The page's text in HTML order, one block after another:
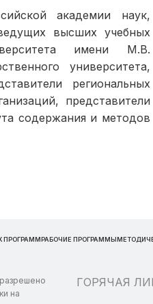
академии наук,
высших учебных
имени М.В.
университета,
региональных
представители
содержания и методов
ПРОГРАММРАБОЧИЕ ПРОГРАММЫ
на
ГОРЯЧАЯ